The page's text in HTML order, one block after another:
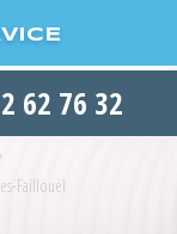
62 76 32
Faillouël